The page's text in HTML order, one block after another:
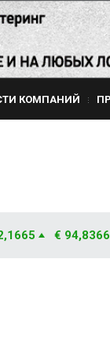
КОМПАНИЙ
€ 94,8366